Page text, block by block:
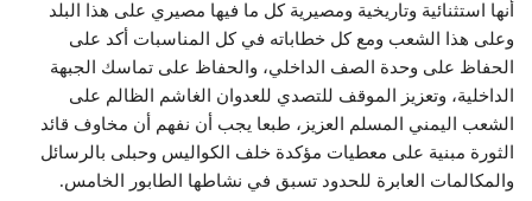
أنها استثنائية وتاريخية ومصيرية كل ما فيها مصيري على هذا البلد
وعلى هذا الشعب ومع كل خطاباته في كل المناسبات أكد على
الحفاظ على وحدة الصف الداخلي، والحفاظ على تماسك الجبهة
الداخلية، وتعزيز الموقف للتصدي للعدوان الغاشم الظالم على
الشعب اليمني المسلم العزيز، طبعا يجب أن نفهم أن مخاوف قائد
الثورة مبنية على معطيات مؤكدة خلف الكواليس وحبلى بالرسائل
والمكالمات العابرة للحدود تسبق في نشاطها الطابور الخامس.